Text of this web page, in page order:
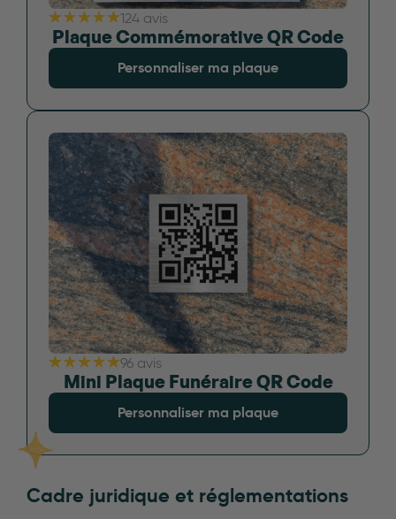
124 avis
Plaque Commémorative QR Code
Personnaliser ma plaque
96 avis
Mini Plaque Funéraire QR Code
Personnaliser ma plaque
Cadre juridique et réglementations